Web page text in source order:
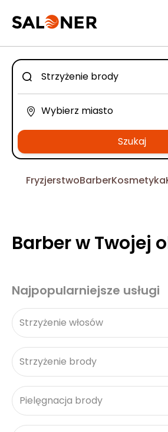
Szukaj
FryzjerstwoBarberKosmetyka
Barber w Twojej
Najpopularniejsze usługi
Strzyżenie włosów
Strzyżenie brody
Pielęgnacja brody